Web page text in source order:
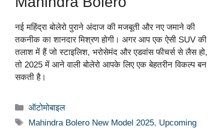
नई महिंद्रा बोलेरो पुराने अंदाज की मजबूती और नए जमाने की
तकनीक का शानदार मिश्रण होगी। अगर आप एक ऐसी SUV की
तलाश में हैं जो स्टाइलिश, भरोसेमंद और एडवांस फीचर्स से लैस हो,
तो 2025 में आने वाली बोलेरो आपके लिए एक बेहतरीन विकल्प बन
सकती है।
Categories
ऑटोमोबाइल
Tags
Mahindra Bolero New Model 2025, Upcoming